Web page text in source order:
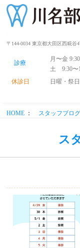
〒144-0034 東京都大田区西糀谷
診療
月〜金
土 9:30〜
休診日
日曜・祭日
HOME ： スタッフブログ
ス